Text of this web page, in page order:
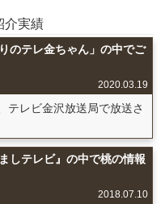
介実績
のテレ金ちゃん」の中でご
2020.03.19
テレビ金沢放送局で放送さ
しテレビ』の中で桃の情報
2018.07.10